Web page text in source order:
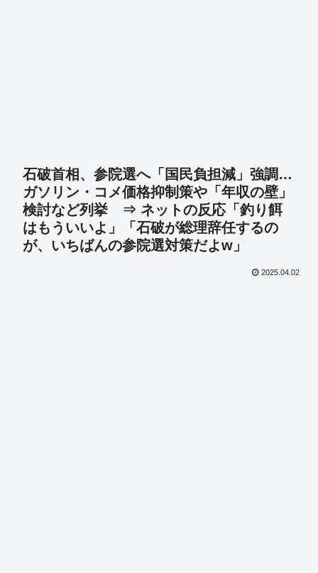
石破首相、参院選へ「国民負担減」強調…
ガソリン・コメ価格抑制策や「年収の壁」
検討など列挙 ⇒ ネットの反応「釣り餌
はもういいよ」「石破が総理辞任するの
が、いちばんの参院選対策だよw」
2025.04.02